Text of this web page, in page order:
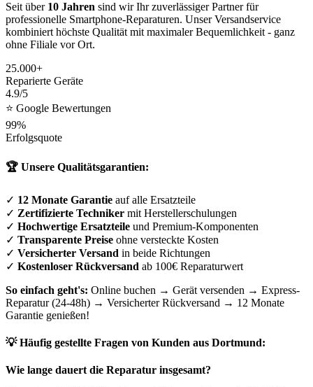
Seit über 10 Jahren sind wir Ihr zuverlässiger Partner für
professionelle Smartphone-Reparaturen. Unser Versandservice
kombiniert höchste Qualität mit maximaler Bequemlichkeit - ganz
ohne Filiale vor Ort.
25.000+
Reparierte Geräte
4.9/5
⭐ Google Bewertungen
99%
Erfolgsquote
🏆 Unsere Qualitätsgarantien:
✓ 12 Monate Garantie auf alle Ersatzteile
✓ Zertifizierte Techniker mit Herstellerschulungen
✓ Hochwertige Ersatzteile und Premium-Komponenten
✓ Transparente Preise ohne versteckte Kosten
✓ Versicherter Versand in beide Richtungen
✓ Kostenloser Rückversand ab 100€ Reparaturwert
So einfach geht's: Online buchen → Gerät versenden → Express-
Reparatur (24-48h) → Versicherter Rückversand → 12 Monate
Garantie genießen!
💡 Häufig gestellte Fragen von Kunden aus Dortmund:
Wie lange dauert die Reparatur insgesamt?